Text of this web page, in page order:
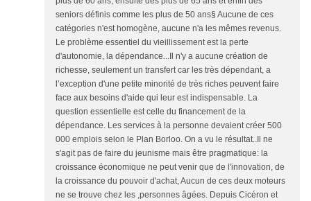
seniors définis comme les plus de 50 ans§ Aucune de ces
catégories n'est homogène, aucune n'a les mêmes revenus.
Le problème essentiel du vieillissement est la perte
d'autonomie, la dépendance...Il n'y a aucune création de
richesse, seulement un transfert car les très dépendant, a
l’exception d'une petite minorité de très riches peuvent faire
face aux besoins d'aide qui leur est indispensable. La
question essentielle est celle du financement de la
dépendance. Les services à la personne devaient créer 500
000 emplois selon le Plan Borloo. On a vu le résultat..Il ne
s'agit pas de faire du jeunisme mais être pragmatique: la
croissance économique ne peut venir que de l'innovation, de
la croissance du pouvoir d'achat, Aucun de ces deux moteurs
ne se trouve chez les ,personnes âgées. Depuis Cicéron et